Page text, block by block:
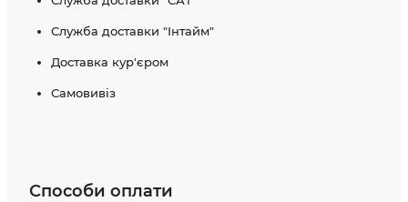
Служба доставки "Інтайм"
Доставка кур'єром
Самовивіз
Способи оплати